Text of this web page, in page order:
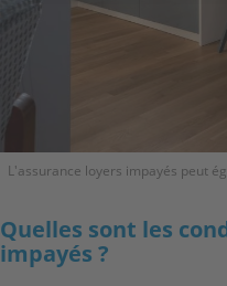
L'assurance loyers impayés peut
Quelles sont les
impayés ?